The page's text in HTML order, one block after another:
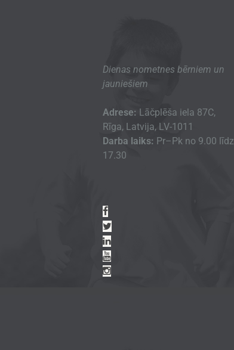
Dienas nometnes bērniem un
jauniešiem
Adrese: Lāčplēša iela 87C,
Rīga, Latvija, LV-1011
Darba laiks: Pr–Pk no 9.00 līdz
17.30